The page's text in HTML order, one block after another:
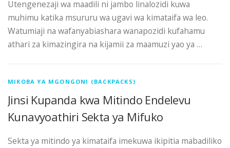
Utengenezaji wa maadili ni jambo linalozidi kuwa
muhimu katika msururu wa ugavi wa kimataifa wa leo.
Watumiaji na wafanyabiashara wanapozidi kufahamu
athari za kimazingira na kijamii za maamuzi yao ya …
MIKOBA YA MGONGONI (BACKPACKS)
Jinsi Kupanda kwa Mitindo Endelevu
Kunavyoathiri Sekta ya Mifuko
Sekta ya mitindo ya kimataifa imekuwa ikipitia mabadiliko